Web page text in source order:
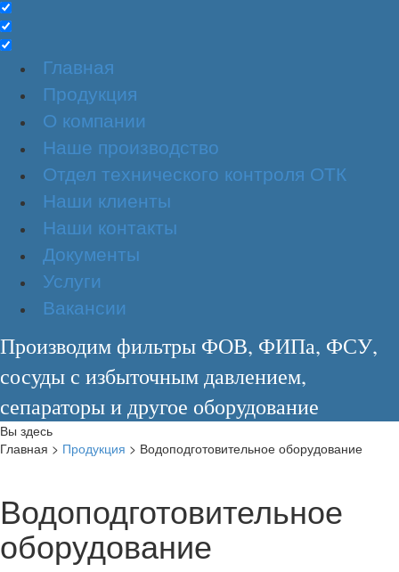
Главная
Продукция
О компании
Наше производство
Отдел технического контроля ОТК
Наши клиенты
Наши контакты
Документы
Услуги
Вакансии
Производим фильтры ФОВ, ФИПа, ФСУ,
сосуды с избыточным давлением,
сепараторы и другое оборудование
Вы здесь
Главная > Продукция > Водоподготовительное оборудование
Водоподготовительное
оборудование